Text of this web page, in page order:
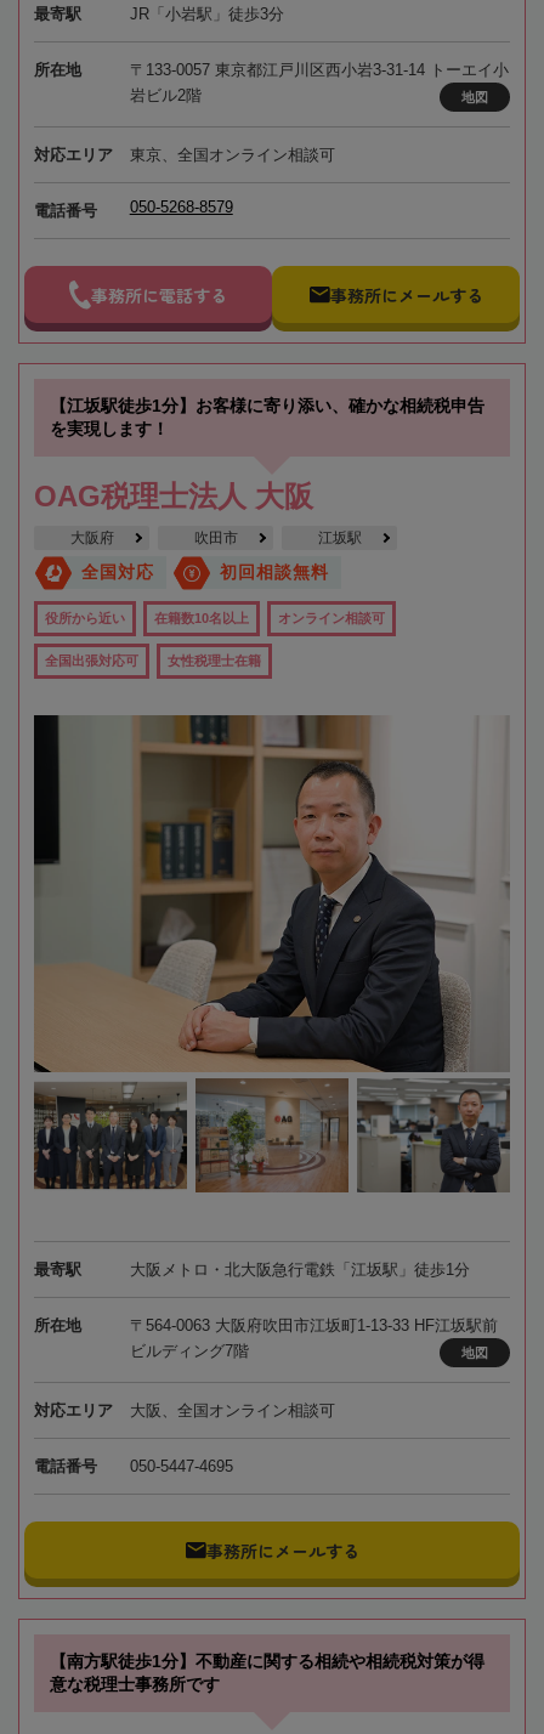
最寄駅 JR「小岩駅」徒歩3分
所在地
〒133-0057 東京都江戸川区西小岩3-31-14 トーエイ小
岩ビル2階
地図
対応エリア 東京、全国オンライン相談可
電話番号 050-5268-8579
事務所に電話する 事務所にメールする
【江坂駅徒歩1分】お客様に寄り添い、確かな相続税申告
を実現します！
OAG税理士法人 大阪
大阪府 吹田市 江坂駅
全国対応 初回相談無料
役所から近い 在籍数10名以上 オンライン相談可
全国出張対応可 女性税理士在籍
最寄駅 大阪メトロ・北大阪急行電鉄「江坂駅」徒歩1分
所在地
〒564-0063 大阪府吹田市江坂町1-13-33 HF江坂駅前
ビルディング7階
地図
対応エリア 大阪、全国オンライン相談可
電話番号 050-5447-4695
事務所にメールする
【南方駅徒歩1分】不動産に関する相続や相続税対策が得
意な税理士事務所です